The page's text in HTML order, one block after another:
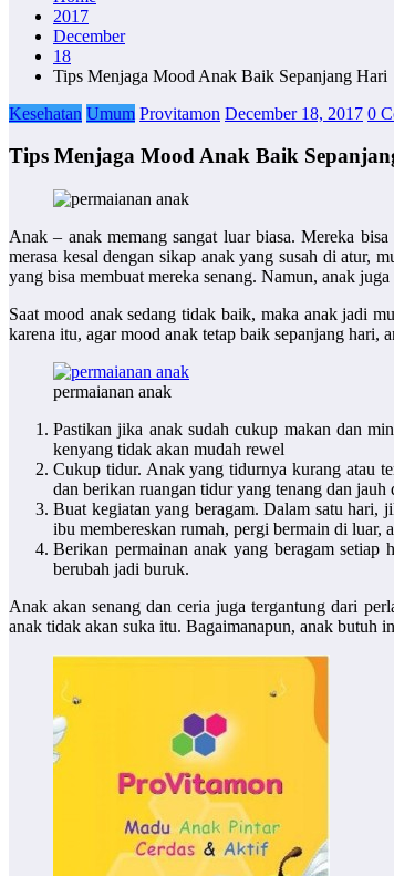
2017
December
18
Tips Menjaga Mood Anak Baik Sepanjang Hari
Kesehatan Umum Provitamon December 18, 2017 0
Tips Menjaga Mood Anak Baik
Anak – anak memang sangat luar biasa. Mereka
merasa kesal dengan sikap anak yang susah di atur,
yang bisa membuat mereka senang. Namun, anak
Saat mood anak sedang tidak baik, maka anak jadi
karena itu, agar mood anak tetap baik sepanjang hari,
permaianan anak
Pastikan jika anak sudah cukup makan dan
kenyang tidak akan mudah rewel
Cukup tidur. Anak yang tidurnya kurang atau
dan berikan ruangan tidur yang tenang dan jauh
Buat kegiatan yang beragam. Dalam satu hari,
ibu membereskan rumah, pergi bermain di luar,
Berikan permainan anak yang beragam setiap
berubah jadi buruk.
Anak akan senang dan ceria juga tergantung dari
anak tidak akan suka itu. Bagaimanapun, anak butuh